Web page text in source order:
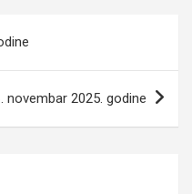
novembar 2025. godine